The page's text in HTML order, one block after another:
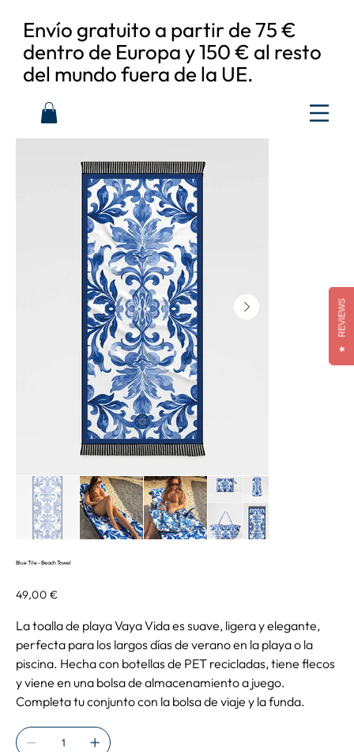
Envío gratuito a partir de 75 €
dentro de Europa y 150 € al resto
del mundo fuera de la UE.
Blue Tile - Beach Towel
Precio
49,00 €
La toalla de playa Vaya Vida es suave, ligera y elegante,
perfecta para los largos días de verano en la playa o la
piscina. Hecha con botellas de PET recicladas, tiene flecos
y viene en una bolsa de almacenamiento a juego.
Completa tu conjunto con la bolsa de viaje y la funda.
★
REVIEWS